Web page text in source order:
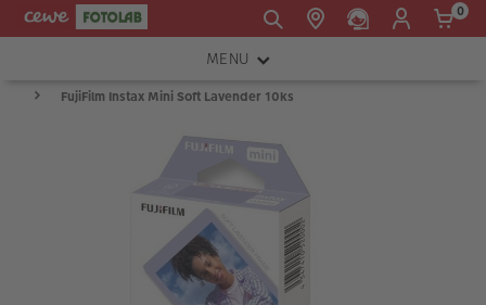
E-mail:
0
MENU
FOTOAPARÁTY
FujiFilm Instax Mini Soft Lavender 10ks